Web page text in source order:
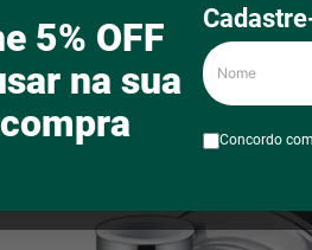
5% OFF
na sua
Nome
Concordo